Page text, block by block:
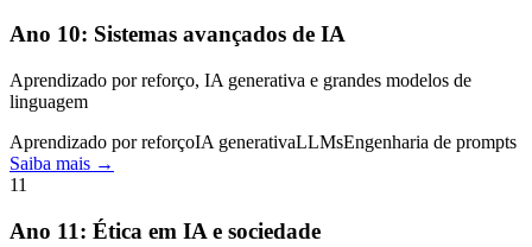
Ano 10: Sistemas avançados de IA
Aprendizado por reforço, IA generativa e grandes modelos de
linguagem
Aprendizado por reforçoIA generativaLLMsEngenharia de prompts
Saiba mais →
11
Ano 11: Ética em IA e sociedade